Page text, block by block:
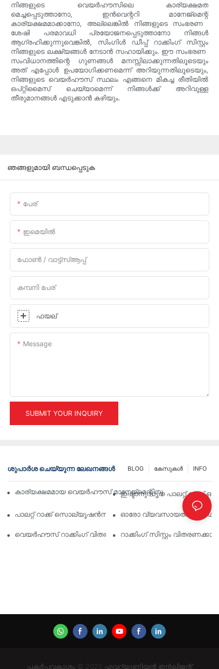
നിങ്ങളുടെ വെയർഹൗസിലെ കാര്യക്ഷമത
മെച്ചപ്പെടുത്താനോ, ഇൻവെന്ററി മാനേജ്മെന്റ്
കാര്യക്ഷമമാക്കാനോ, അല്ലെങ്കിൽ നിങ്ങളുടെ സംഭരണ ​​
ശേഷി പരമാവധി പ്രയോജനപ്പെടുത്താനോ നിങ്ങൾ
ആഗ്രഹിക്കുന്നുവെങ്കിൽ, സിംഗിൾ ഡീപ്പ് റാക്കിംഗ് സിസ്റ്റം
നിങ്ങളുടെ ലക്ഷ്യങ്ങൾ നേടാൻ സഹായിക്കും. ഈ സംഭരണ ​​
സംവിധാനത്തിന്റെ ഗുണങ്ങൾ മനസ്സിലാക്കുന്നതിലൂടെയും
അത് എപ്പോൾ ഉപയോഗിക്കണമെന്ന് അറിയുന്നതിലൂടെയും,
നിങ്ങളുടെ വെയർഹൗസ് സ്ഥലം എങ്ങനെ മികച്ച രീതിയിൽ
ഒപ്റ്റിമൈസ് ചെയ്യാമെന്ന് നിങ്ങൾക്ക് അറിവുള്ള
തീരുമാനങ്ങൾ എടുക്കാൻ കഴിയും.
ഞങ്ങളുമായി ബന്ധപ്പെടുക
പേര്
ഇമെയിൽ
ഫോൺ / വാട്ട്സ്ആപ്പ്
കമ്പനി പേര്
ഫയല്
Message
SUBMIT YOUR INQUIRY
ശുപാർശ ചെയ്യുന്ന ലേഖനങ്ങൾ INFO
കേസുകൾ
BLOG
കാര്യക്ഷമമായ വെയർഹൗസ് മാനേജ്മെന്റിനുള്ള മികച്ച
ഇഷ്ടാനുസൃത പാലറ്റ് റാക്ക്
പാലറ്റ് റാക്ക് സൊല്യൂഷൻസിന്റെ ഭാവി: ട്രെൻഡുകളും
ഓരോ വ്യവസായത്തിനും
വെയർഹൗസ് റാക്കിംഗ് വിതരണക്കാർ: എന്താണ് ശ്രദ്ധിക്കേണ്ടത്
റാക്കിംഗ് സിസ്റ്റം
പകർപ്പവകാശം © 2025 എവറ്യൂണിയൻ ഇന്റലിജന്റ്